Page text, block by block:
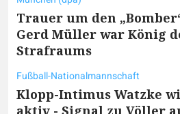
Trauer um den
Gerd Müller war König
Strafraums
Fußball-Nationalmannschaft
Klopp-Intimus Watzke
aktiv - Signal zu Völler